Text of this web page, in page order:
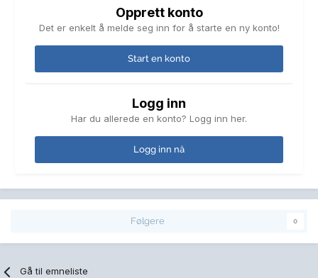
Opprett konto
Det er enkelt å melde seg inn for å starte en ny konto!
Start en konto
Logg inn
Har du allerede en konto? Logg inn her.
Logg inn nå
Følgere 0
Gå til emneliste